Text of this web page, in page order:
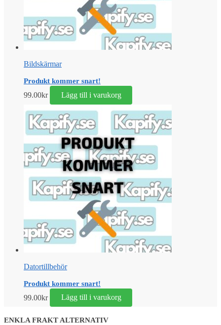
Bildskärmar
Produkt kommer snart!
99.00kr Lägg till i varukorg
Datortillbehör
Produkt kommer snart!
99.00kr Lägg till i varukorg
ENKLA FRAKT ALTERNATIV